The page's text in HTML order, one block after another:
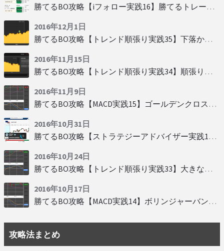
勝てるBO攻略【iフォロー実践16】勝てるトレーダーを見抜く
2016年12月1日
勝てるBO攻略【トレンド順張り実践35】下落からの反発を見極める
2016年11月15日
勝てるBO攻略【トレンド順張り実践34】順張りに適した変動
2016年11月9日
勝てるBO攻略【MACD実践15】ゴールデンクロスで勝つ
2016年10月31日
勝てるBO攻略【ストラテジーアドバイザー実践19】慌てず自動分析
2016年10月24日
勝てるBO攻略【トレンド順張り実践33】大きな変動にすべり込み
2016年10月17日
勝てるBO攻略【MACD実践14】ボリンジャーバンドとともに相場を読む
攻略法まとめ